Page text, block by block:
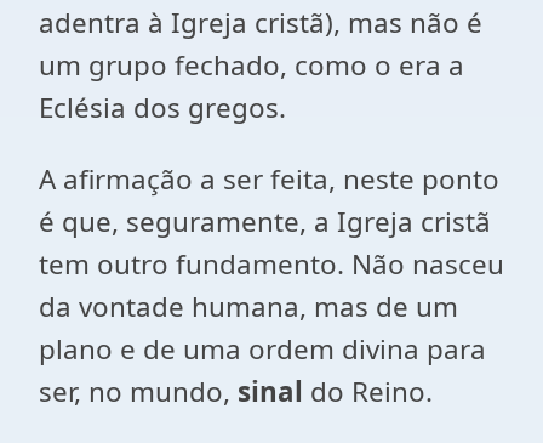
adentra à Igreja cristã), mas não é
um grupo fechado, como o era a
Eclésia dos gregos.
A afirmação a ser feita, neste ponto
é que, seguramente, a Igreja cristã
tem outro fundamento. Não nasceu
da vontade humana, mas de um
plano e de uma ordem divina para
ser, no mundo, sinal do Reino.